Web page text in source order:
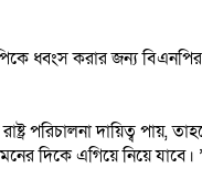
ধ্বংস করার জন্য বিএনপির
পরিচালনা দায়িত্ব পায়,
দিকে এগিয়ে নিয়ে যাবে। ’